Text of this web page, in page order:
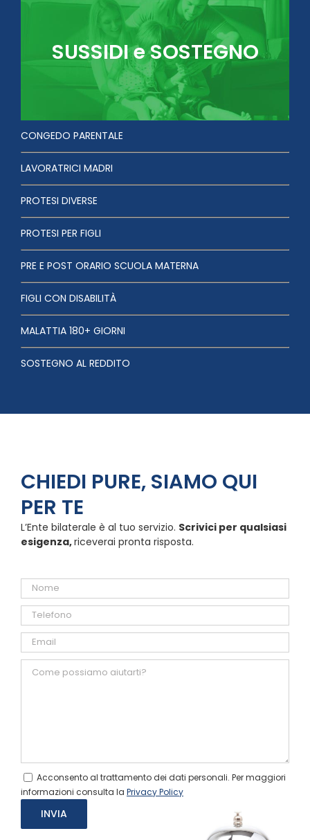
SUSSIDI e SOSTEGNO
CONGEDO PARENTALE
LAVORATRICI MADRI
PROTESI DIVERSE
PROTESI PER FIGLI
PRE E POST ORARIO SCUOLA MATERNA
FIGLI CON DISABILITÀ
MALATTIA 180+ GIORNI
SOSTEGNO AL REDDITO
CHIEDI PURE, SIAMO QUI
PER TE
L’Ente bilaterale è al tuo servizio. Scrivici per qualsiasi
esigenza,riceverai pronta risposta.
Acconsento al trattamento dei dati personali. Per maggiori
informazioni consulta la Privacy Policy